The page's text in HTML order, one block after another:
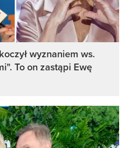
wyznaniem ws.
To on zastąpi Ewę